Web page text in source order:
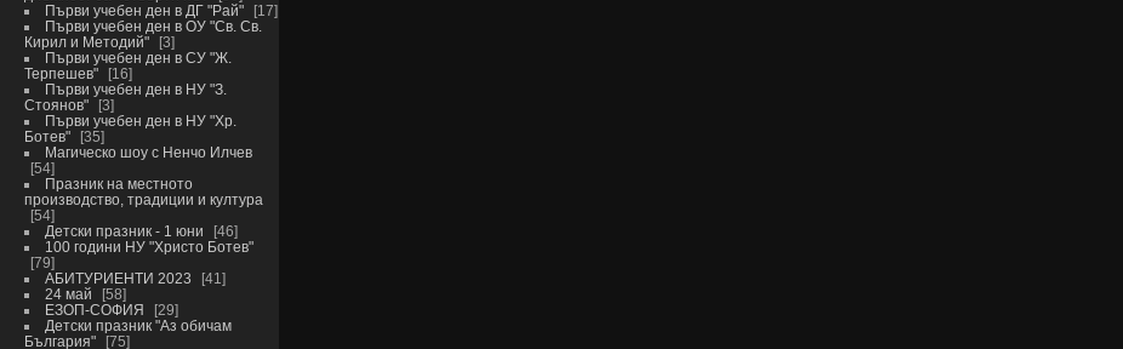
Първи учебен ден в ДГ "Рай"
17
Първи учебен ден в ОУ "Св. Св.
Кирил и Методий"
3
Първи учебен ден в СУ "Ж.
Терпешев"
16
Първи учебен ден в НУ "З.
Стоянов"
3
Първи учебен ден в НУ "Хр.
Ботев"
35
Магическо шоу с Ненчо Илчев
54
Празник на местното
производство, традиции и култура
54
Детски празник - 1 юни
46
100 години НУ "Христо Ботев"
79
АБИТУРИЕНТИ 2023
41
24 май
58
ЕЗОП-СОФИЯ
29
Детски празник "Аз обичам
България"
75